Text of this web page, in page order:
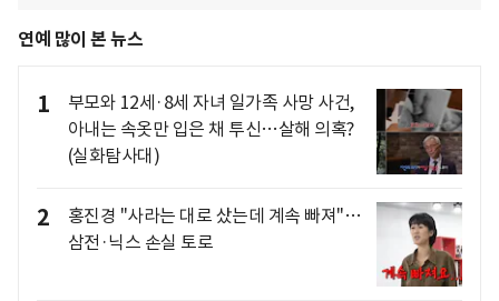
연예 많이 본 뉴스
1
부모와 12세·8세 자녀 일가족 사망 사건,
아내는 속옷만 입은 채 투신…살해 의혹?
(실화탐사대)
2
홍진경 "사라는 대로 샀는데 계속 빠져"…
삼전·닉스 손실 토로